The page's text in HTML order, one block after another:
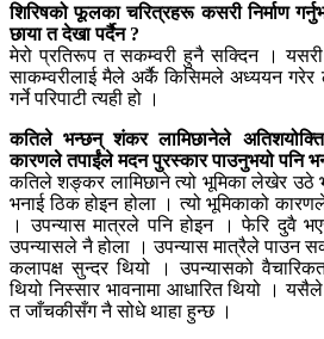
शिरिषको फूलका चरित्रहरू कसरी निर्माण
छाया त देखा पर्दैन ?
मेरो प्रतिरूप त सकम्वरी हुनै सक्दिन ।
साकम्वरीलाई मैले अर्कै किसिमले अध्ययन
गर्ने परिपाटी त्यही हो ।
कतिले भन्छन् शंकर लामिछानेले
कारणले तपाईंले मदन पुरस्कार पाउनुभयो पनि
कतिले शङ्कर लामिछाने त्यो भूमिका लेखेर उठे
भनाई ठिक होइन होला । त्यो भूमिकाको
। उपन्यास मात्रले पनि होइन । फेरि दुवै
उपन्यासले नै होला । उपन्यास मात्रैले पाउन
कलापक्ष सुन्दर थियो । उपन्यासको
थियो निस्सार भावनामा आधारित थियो ।
त जाँचकीसँग नै सोधे थाहा हुन्छ ।